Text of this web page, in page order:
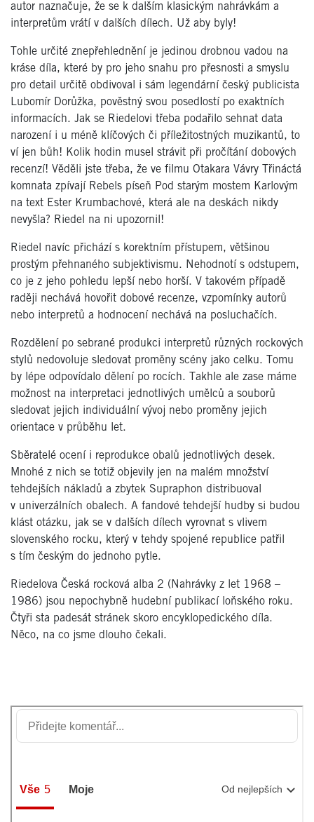
autor naznačuje, že se k dalším klasickým nahrávkám a
interpretům vrátí v dalších dílech. Už aby byly!
Tohle určité znepřehlednění je jedinou drobnou vadou na
kráse díla, které by pro jeho snahu pro přesnosti a smyslu
pro detail určitě obdivoval i sám legendární český publicista
Lubomír Dorůžka, pověstný svou posedlostí po exaktních
informacích. Jak se Riedelovi třeba podařilo sehnat data
narození i u méně klíčových či příležitostných muzikantů, to
ví jen bůh! Kolik hodin musel strávit při pročítání dobových
recenzí! Věděli jste třeba, že ve filmu Otakara Vávry Třináctá
komnata zpívají Rebels píseň Pod starým mostem Karlovým
na text Ester Krumbachové, která ale na deskách nikdy
nevyšla? Riedel na ni upozornil!
Riedel navíc přichází s korektním přístupem, většinou
prostým přehnaného subjektivismu. Nehodnotí s odstupem,
co je z jeho pohledu lepší nebo horší. V takovém případě
raději nechává hovořit dobové recenze, vzpomínky autorů
nebo interpretů a hodnocení nechává na posluchačích.
Rozdělení po sebrané produkci interpretů různých rockových
stylů nedovoluje sledovat proměny scény jako celku. Tomu
by lépe odpovídalo dělení po rocích. Takhle ale zase máme
možnost na interpretaci jednotlivých umělců a souborů
sledovat jejich individuální vývoj nebo proměny jejich
orientace v průběhu let.
Sběratelé ocení i reprodukce obalů jednotlivých desek.
Mnohé z nich se totiž objevily jen na malém množství
tehdejších nákladů a zbytek Supraphon distribuoval
v univerzálních obalech. A fandové tehdejší hudby si budou
klást otázku, jak se v dalších dílech vyrovnat s vlivem
slovenského rocku, který v tehdy spojené republice patřil
s tím českým do jednoho pytle.
Riedelova Česká rocková alba 2 (Nahrávky z let 1968 –
1986) jsou nepochybně hudební publikací loňského roku.
Čtyři sta padesát stránek skoro encyklopedického díla.
Něco, na co jsme dlouho čekali.